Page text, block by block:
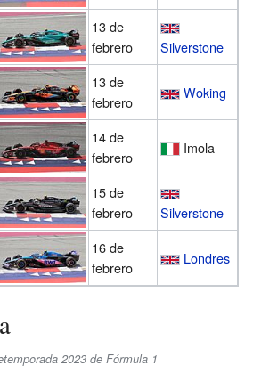
13 de
febrero
Silverstone
13 de
febrero
Woking
14 de
febrero
Imola
15 de
febrero
Silverstone
16 de
febrero
Londres
2023 de Fórmula 1